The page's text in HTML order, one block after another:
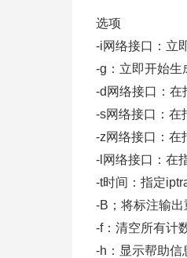
选项
-i网络接口：立
-g：立即开始生
-d网络接口：在
-s网络接口：在
-z网络接口：在
-l网络接口：在
-t时间：指定
-B；将标注输出
-f：清空所有计
-h：显示帮助信